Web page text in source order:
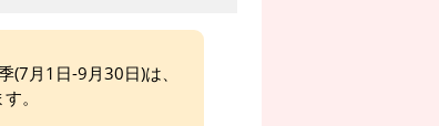
(7月1日-9月30日)は、
。